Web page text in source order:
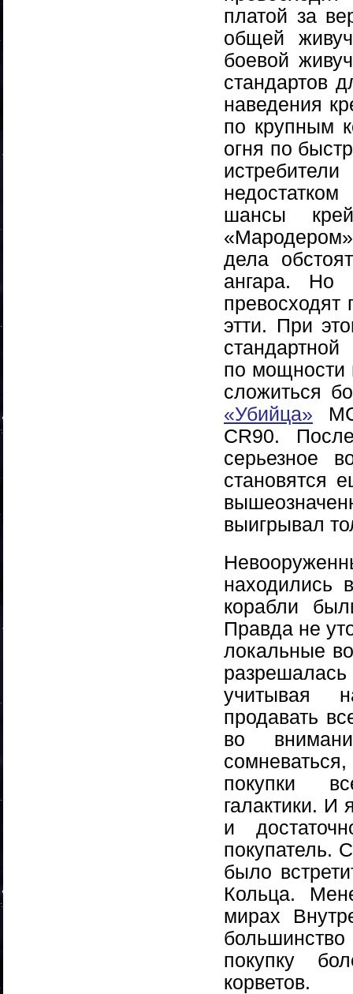
платой за
общей
боевой
стандартов
наведения
по крупным
огня по
шансы
дела
ангара. Но
превосходят
этти. При
по мощности
сложиться
«Убийца»
CR90.
серьезное
становятся
выигрывал
находились
корабли
Правда не
локальные
разрешалась
учитывая
продавать
во
покупки
галактики.
и
покупатель.
было
Кольца.
мирах
покупку
корветов.